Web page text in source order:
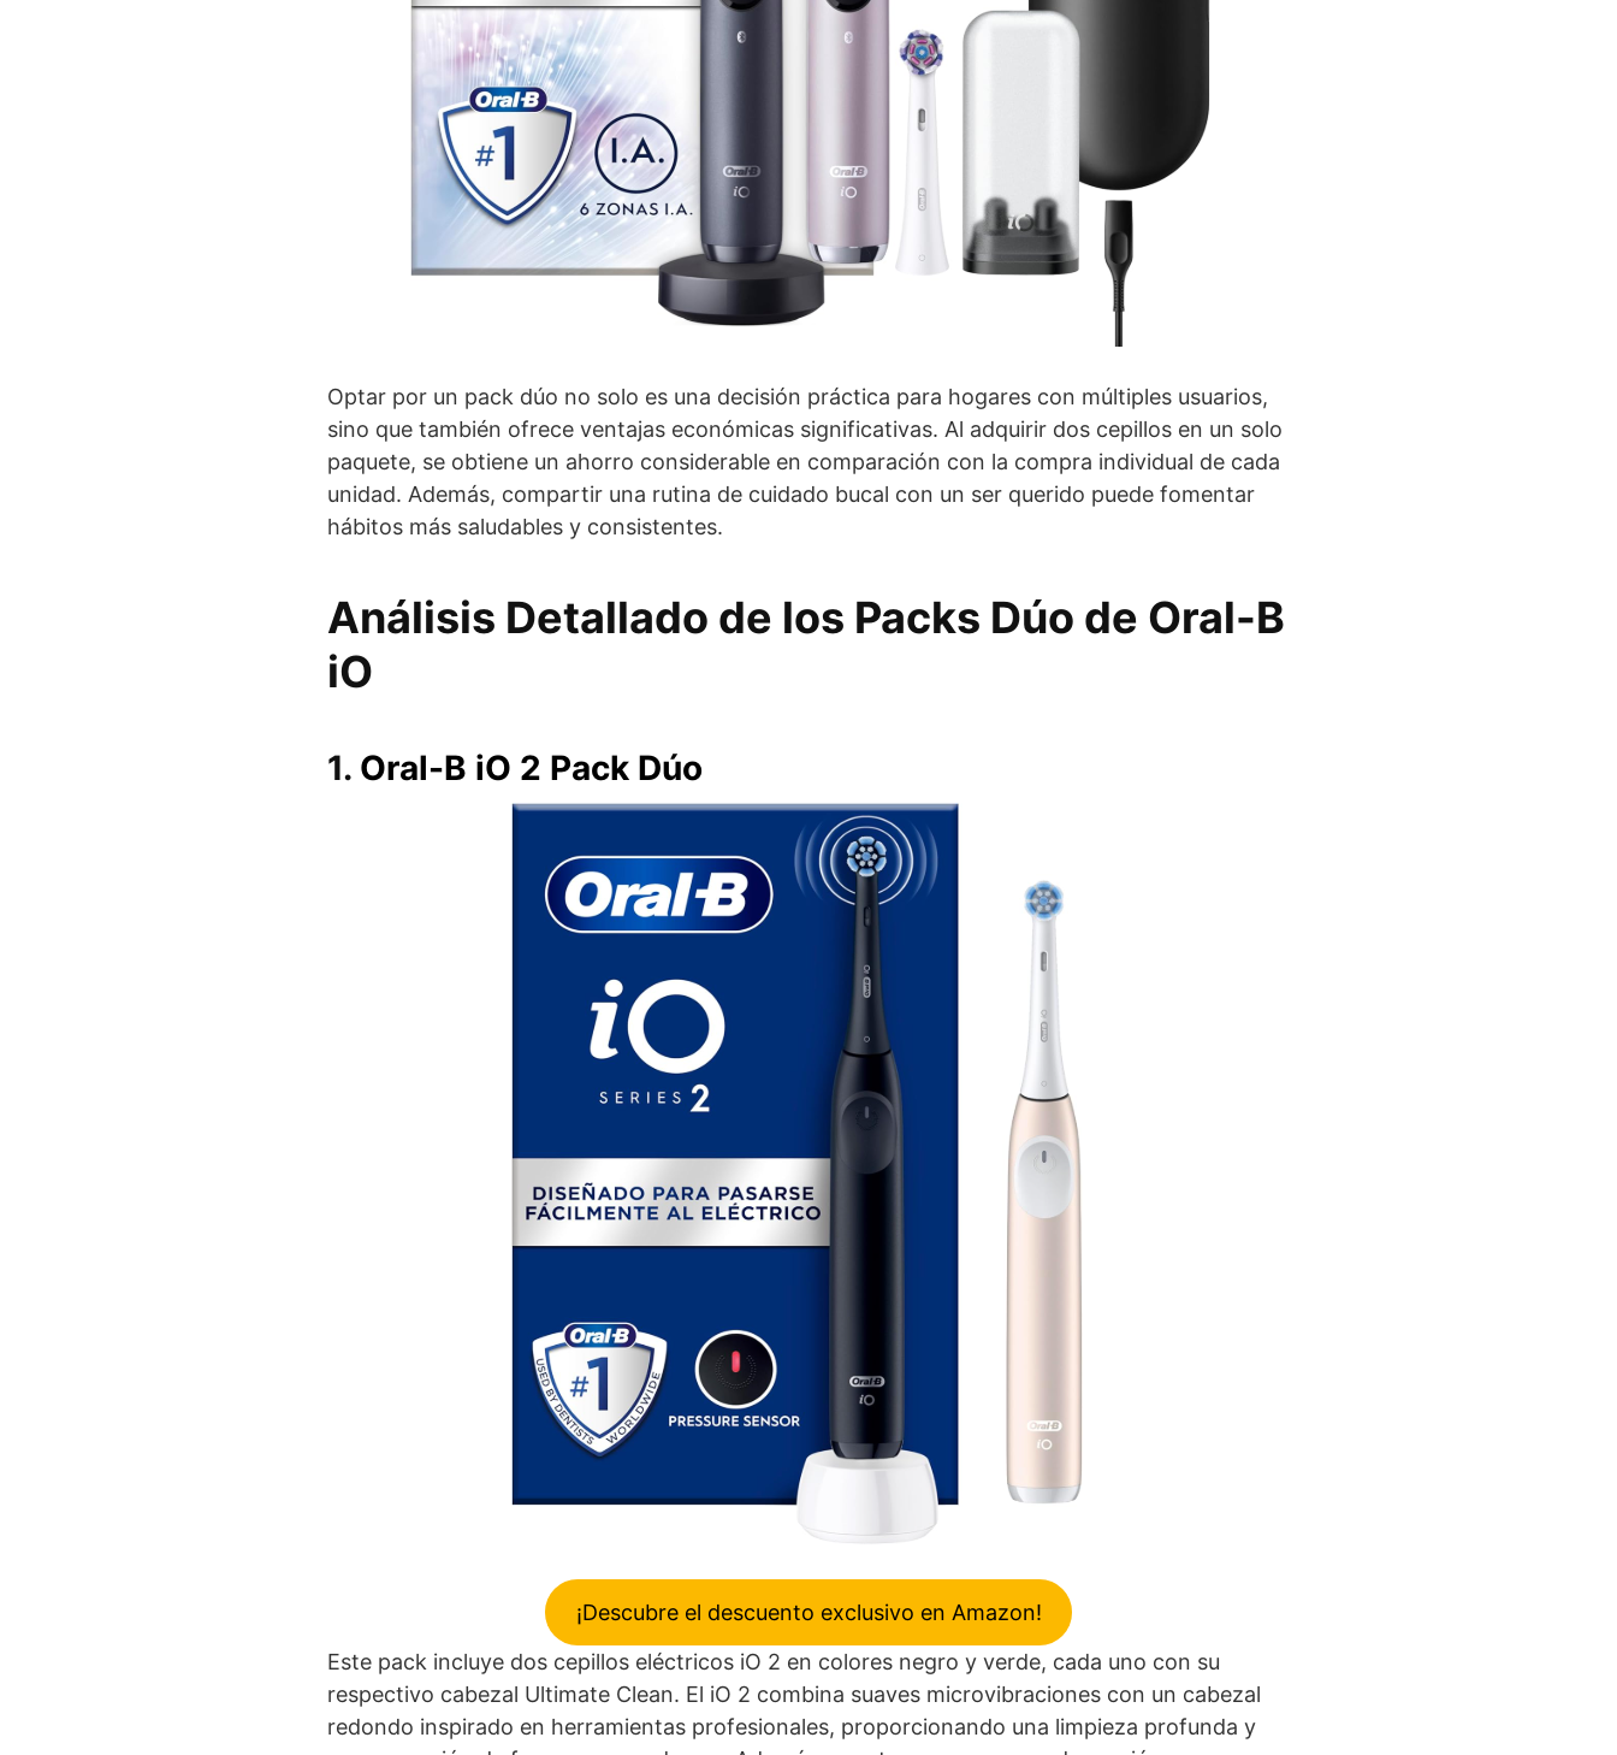
Optar por un pack dúo no solo es una decisión práctica para hogares con múltiples usuarios,
sino que también ofrece ventajas económicas significativas. Al adquirir dos cepillos en un solo
paquete, se obtiene un ahorro considerable en comparación con la compra individual de cada
unidad. Además, compartir una rutina de cuidado bucal con un ser querido puede fomentar
hábitos más saludables y consistentes.​
Análisis Detallado de los Packs Dúo de Oral-B
iO
1. Oral-B iO 2 Pack Dúo
¡Descubre el descuento exclusivo en Amazon!
Este pack incluye dos cepillos eléctricos iO 2 en colores negro y verde, cada uno con su
respectivo cabezal Ultimate Clean. El iO 2 combina suaves microvibraciones con un cabezal
redondo inspirado en herramientas profesionales, proporcionando una limpieza profunda y